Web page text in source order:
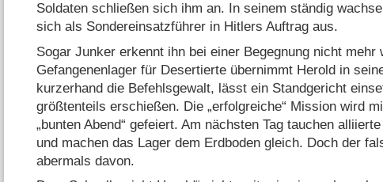
Soldaten schließen sich ihm an. In seinem ständig
sich als Sondereinsatzführer in Hitlers Auftrag aus.
Sogar Junker erkennt ihn bei einer Begegnung nicht mehr
Gefangenenlager für Desertierte übernimmt Herold in
kurzerhand die Befehlsgewalt, lässt ein Standgericht
größtenteils erschießen. Die „erfolgreiche“ Mission wird
„bunten Abend“ gefeiert. Am nächsten Tag tauchen
und machen das Lager dem Erdboden gleich. Doch der
abermals davon.